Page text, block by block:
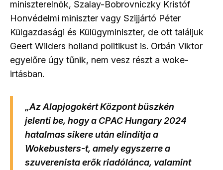
miniszterelnök, Szalay-Bobrovniczky Kristóf
Honvédelmi miniszter vagy Szijjártó Péter
Külgazdasági és Külügyminiszter, de ott találjuk
Geert Wilders holland politikust is. Orbán Viktor
egyelőre úgy tűnik, nem vesz részt a woke-
irtásban.
„Az Alapjogokért Központ büszkén
jelenti be, hogy a CPAC Hungary 2024
hatalmas sikere után elindítja a
Wokebusters-t, amely egyszerre a
szuverenista erők riadólánca, valamint